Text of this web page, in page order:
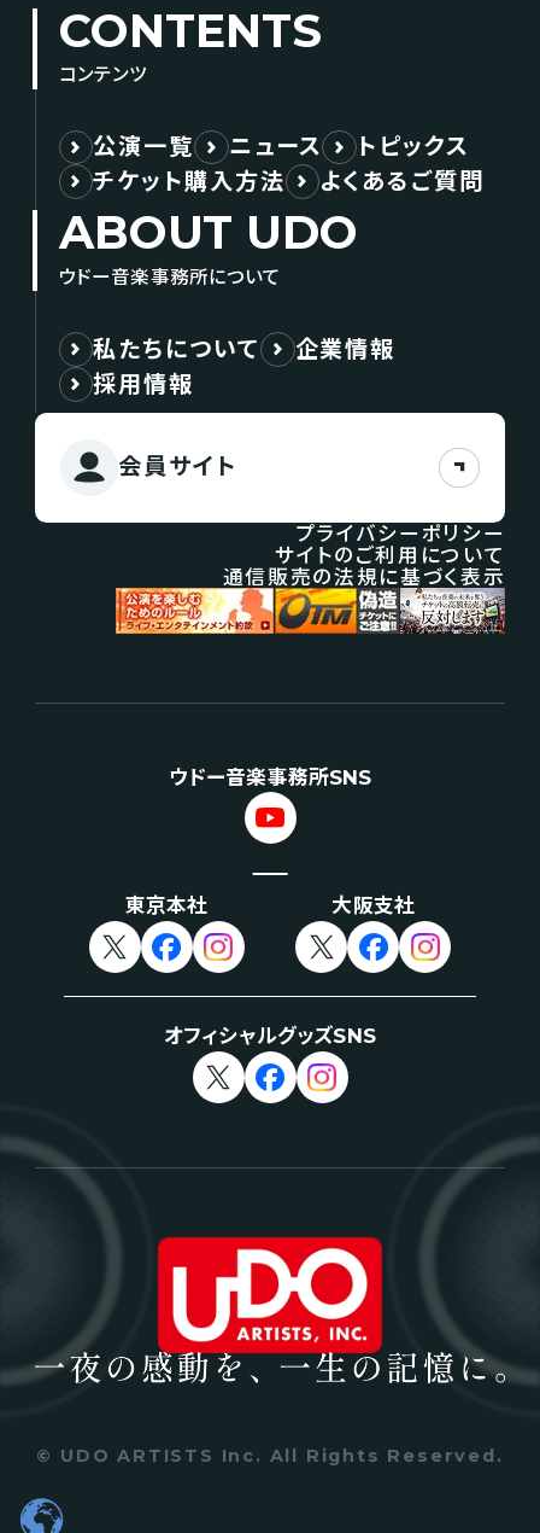
CONTENTS
コンテンツ
公演一覧 ニュース
トピックス
チケット購入方法
よくあるご質問
ABOUT UDO
ウドー音楽事務所について
私たちについて
企業情報
採用情報
会員サイト
プライバシーポリシー
サイトのご利用について
通信販売の法規に基づく表示
ウドー音楽事務所SNS
東京本社 大阪支社
オフィシャルグッズSNS
© UDO ARTISTS Inc. All Rights Reserved.